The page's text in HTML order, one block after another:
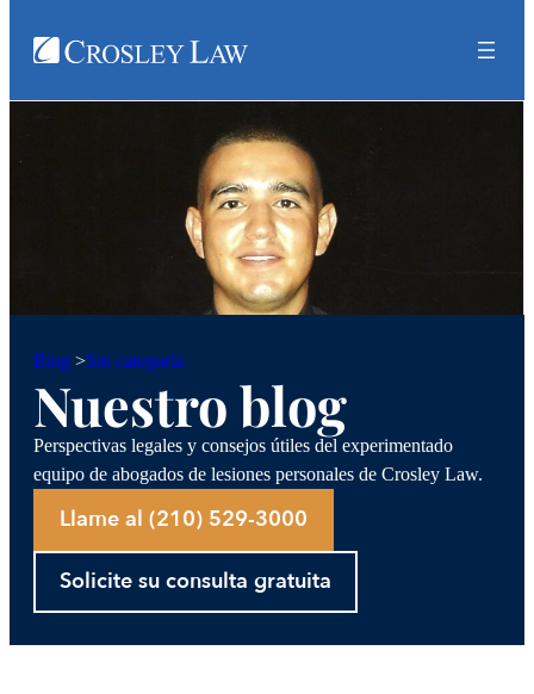
Blog >Sin categoría
Nuestro blog
Perspectivas legales y consejos útiles del experimentado
equipo de abogados de lesiones personales de Crosley Law.
Llame al (210) 529-3000
Solicite su consulta gratuita